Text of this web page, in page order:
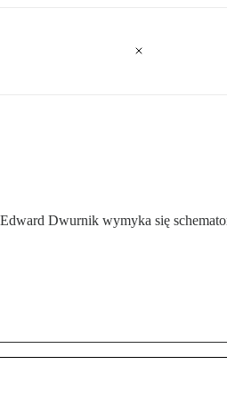
Dwurnik wymyka się